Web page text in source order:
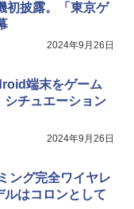
初披露。「東京ゲ
2024年9月26日
端末をゲーム
シチュエーション
2024年9月26日
ング完全ワイヤレ
ルはコロンとして